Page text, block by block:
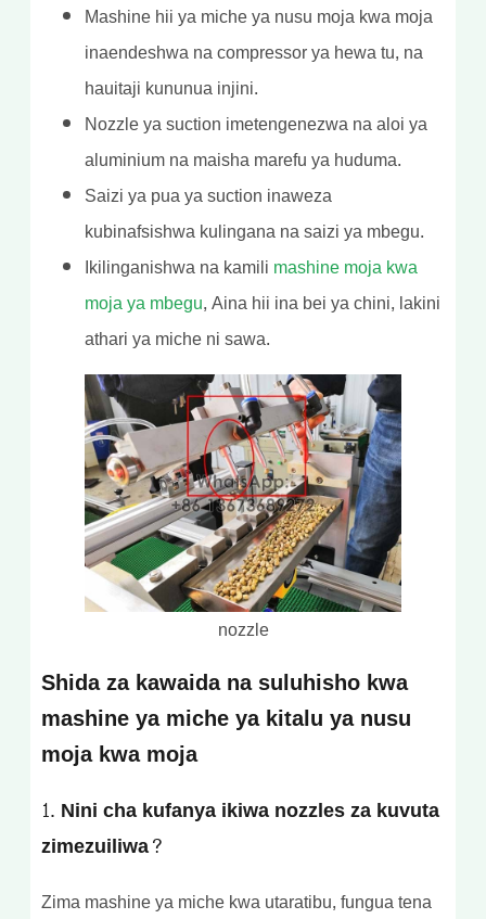
Mashine hii ya miche ya nusu moja kwa moja
inaendeshwa na compressor ya hewa tu, na
hauitaji kununua injini.
Nozzle ya suction imetengenezwa na aloi ya
aluminium na maisha marefu ya huduma.
Saizi ya pua ya suction inaweza
kubinafsishwa kulingana na saizi ya mbegu.
Ikilinganishwa na kamili mashine moja kwa
moja ya mbegu, Aina hii ina bei ya chini, lakini
athari ya miche ni sawa.
nozzle
Shida za kawaida na suluhisho kwa
mashine ya miche ya kitalu ya nusu
moja kwa moja
1. Nini cha kufanya ikiwa nozzles za kuvuta
zimezuiliwa?
Zima mashine ya miche kwa utaratibu, fungua tena